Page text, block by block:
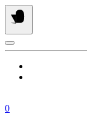
Springe
zum
Inhalt
0